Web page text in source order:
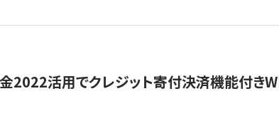
2022活用でクレジット寄付決済機能付き